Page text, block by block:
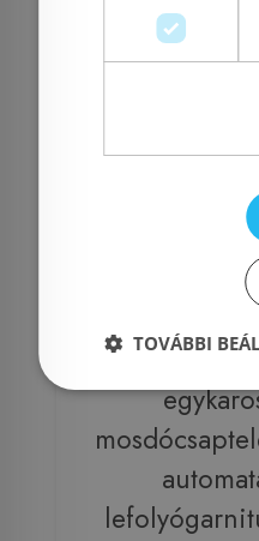
Még 16 db
Hansgrohe
TOVÁBBI